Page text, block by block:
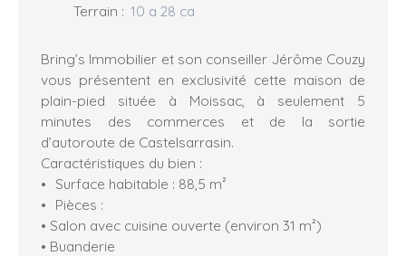
Terrain : 10 a 28 ca
Bring’s Immobilier et son conseiller Jérôme Couzy
vous présentent en exclusivité cette maison de
plain-pied située à Moissac, à seulement 5
minutes des commerces et de la sortie
d’autoroute de Castelsarrasin.
Caractéristiques du bien :
Surface habitable : 88,5 m²
Pièces :
• Salon avec cuisine ouverte (environ 31 m²)
• Buanderie